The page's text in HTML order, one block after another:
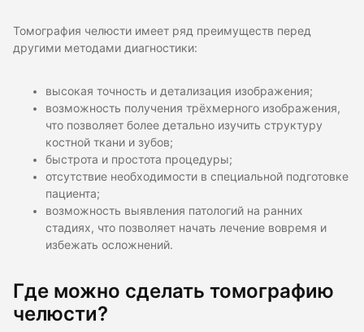
Томография челюсти имеет ряд преимуществ перед
другими методами диагностики:
высокая точность и детализация изображения;
возможность получения трёхмерного изображения,
что позволяет более детально изучить структуру
костной ткани и зубов;
быстрота и простота процедуры;
отсутствие необходимости в специальной подготовке
пациента;
возможность выявления патологий на ранних
стадиях, что позволяет начать лечение вовремя и
избежать осложнений.
Где можно сделать томографию
челюсти?